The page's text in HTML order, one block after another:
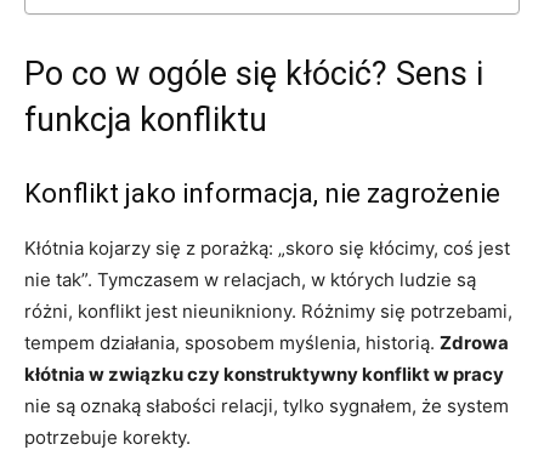
Po co w ogóle się kłócić? Sens i
funkcja konfliktu
Konflikt jako informacja, nie zagrożenie
Kłótnia kojarzy się z porażką: „skoro się kłócimy, coś jest
nie tak”. Tymczasem w relacjach, w których ludzie są
różni, konflikt jest nieunikniony. Różnimy się potrzebami,
tempem działania, sposobem myślenia, historią. Zdrowa
kłótnia w związku czy konstruktywny konflikt w pracy
nie są oznaką słabości relacji, tylko sygnałem, że system
potrzebuje korekty.